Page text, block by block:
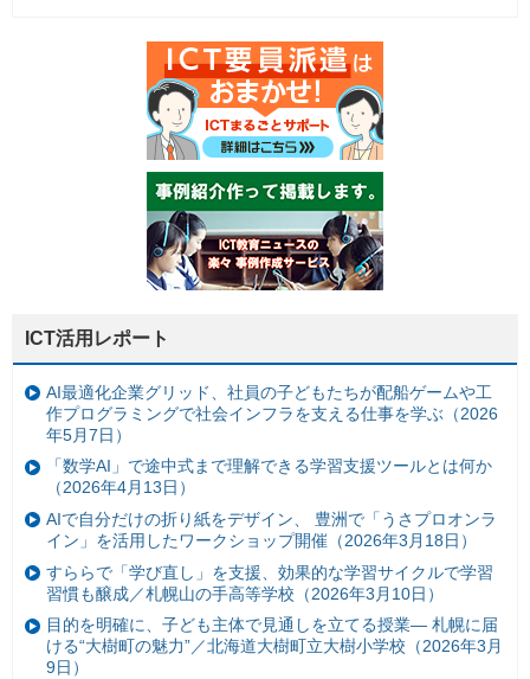
ICT活用レポート
AI最適化企業グリッド、社員の子どもたちが配船ゲームや工
作プログラミングで社会インフラを支える仕事を学ぶ（2026
年5月7日）
「数学AI」で途中式まで理解できる学習支援ツールとは何か
（2026年4月13日）
AIで自分だけの折り紙をデザイン、 豊洲で「うさプロオンラ
イン」を活用したワークショップ開催（2026年3月18日）
すららで「学び直し」を支援、効果的な学習サイクルで学習
習慣も醸成／札幌山の手高等学校（2026年3月10日）
目的を明確に、子ども主体で見通しを立てる授業— 札幌に届
ける“大樹町の魅力”／北海道大樹町立大樹小学校（2026年3月
9日）